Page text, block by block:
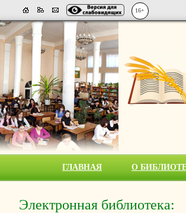
16+
ГЛАВНАЯ О
Электронная библиотека: